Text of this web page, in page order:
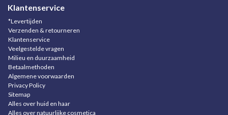
Klantenservice
*Levertijden
Verzenden & retourneren
Klantenservice
Veelgestelde vragen
Milieu en duurzaamheid
Betaalmethoden
Algemene voorwaarden
Privacy Policy
Sitemap
Alles over huid en haar
Alles over natuurlijke cosmetica